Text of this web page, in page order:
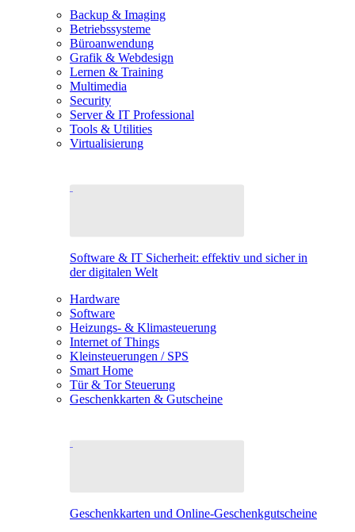
Backup & Imaging
Betriebssysteme
Büroanwendung
Grafik & Webdesign
Lernen & Training
Multimedia
Security
Server & IT Professional
Tools & Utilities
Virtualisierung
Software & IT Sicherheit: effektiv und sicher in
der digitalen Welt
Hardware
Software
Heizungs- & Klimasteuerung
Internet of Things
Kleinsteuerungen / SPS
Smart Home
Tür & Tor Steuerung
Geschenkkarten & Gutscheine
Geschenkkarten und Online-Geschenkgutscheine